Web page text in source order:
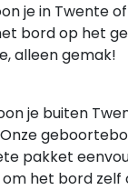
je in Twente
bord op het
alleen gemak!
je buiten
pakket
om het bord